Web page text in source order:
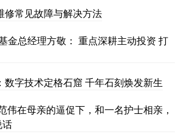
修常见故障与解决方法
金总经理方敬： 重点深耕主动投资 打
数字技术定格石窟 千年石刻焕发新生
伟在母亲的逼促下，和一名护士相亲，
话